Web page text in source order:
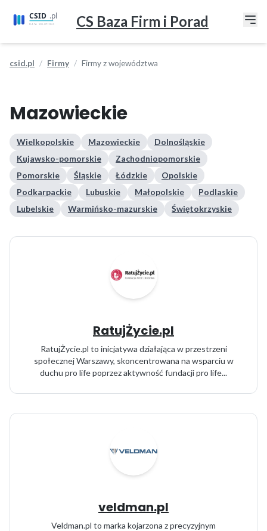
CS Baza Firm i Porad
csid.pl Firmy Firmy z województwa
Mazowieckie
Wielkopolskie Mazowieckie
Dolnośląskie
Kujawsko-pomorskie
Zachodniopomorskie
Pomorskie
Śląskie Łódzkie
Opolskie
Podkarpackie
Lubuskie Małopolskie
Podlaskie
Lubelskie
Warmińsko-mazurskie Świętokrzyskie
RatujŻycie.pl
RatujŻycie.pl to inicjatywa działająca w przestrzeni
społecznej Warszawy, skoncentrowana na wsparciu w
duchu pro life poprzez aktywność fundacji pro life...
veldman.pl
Veldman.pl to marka kojarzona z precyzyjnym